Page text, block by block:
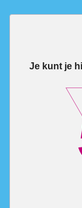
Je kunt je